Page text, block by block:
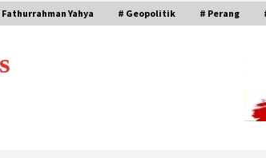
Fathurrahman Yahya # Geopolitik # Perang